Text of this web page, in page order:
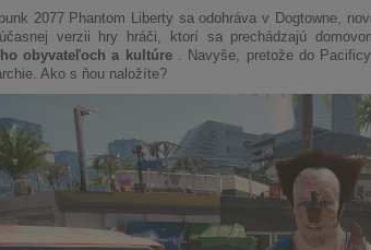
2077 Phantom Liberty sa odohráva v Dogtowne,
verzii hry hráči, ktorí sa prechádzajú
obyvateľoch a kultúre. Navyše, pretože do
Ako s ňou naložíte?